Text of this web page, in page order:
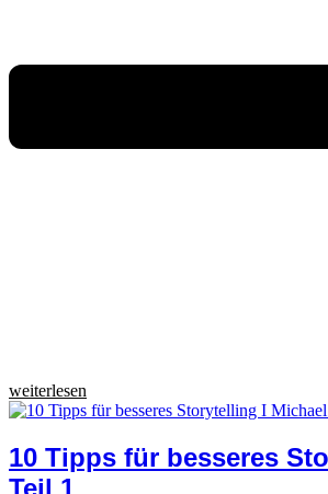
weiterlesen
10 Tipps für besseres